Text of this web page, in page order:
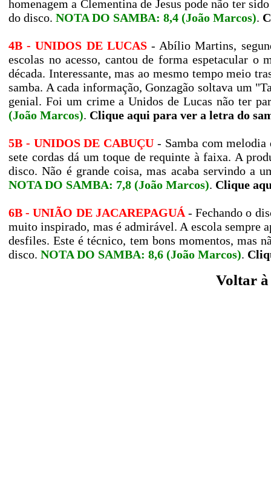
homenagem a Clementina de Jesus pode não ter
do disco. NOTA DO SAMBA: 8,4 (João Marcos).
4B - UNIDOS DE LUCAS- Abílio Martins,
escolas no acesso, cantou de forma espetacular o
década. Interessante, mas ao mesmo tempo meio
samba. A cada informação, Gonzagão soltava um
genial. Foi um crime a Unidos de Lucas não ter
(João Marcos). Clique aqui para ver a letra do
5B - UNIDOS DE CABUÇU - Samba com
sete cordas dá um toque de requinte à faixa. A
disco. Não é grande coisa, mas acaba servindo a
NOTA DO SAMBA: 7,8 (João Marcos). Clique
6B - UNIÃO DE JACAREPAGUÁ- Fechando o
muito inspirado, mas é admirável. A escola sempre
desfiles. Este é técnico, tem bons momentos, mas
disco. NOTA DO SAMBA: 8,6 (João Marcos).
Voltar à